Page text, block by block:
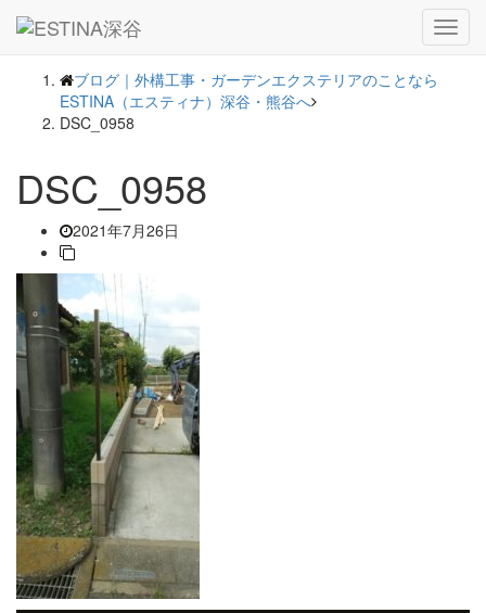
― BLOG ―
ブログ｜外構工事・ガーデンエクステリアのことなら
ESTINA（エスティナ）深谷・熊谷へ
DSC_0958
DSC_0958
2021年7月26日